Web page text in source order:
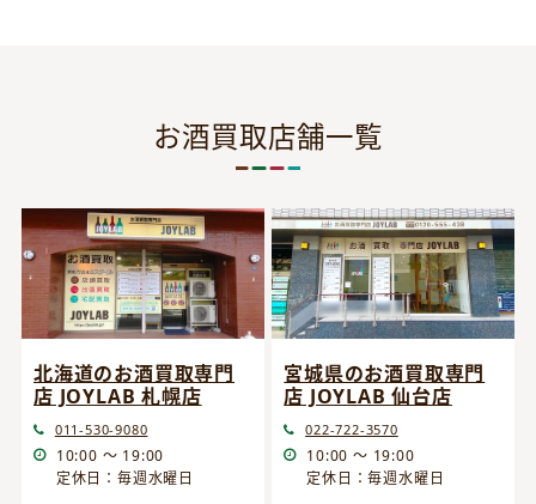
お酒買取店舗一覧
北海道のお酒買取専門
店 JOYLAB 札幌店
011-530-9080
10:00 ～ 19:00
定休日：毎週水曜日
宮城県のお酒買取専門
店 JOYLAB 仙台店
022-722-3570
10:00 ～ 19:00
定休日：毎週水曜日